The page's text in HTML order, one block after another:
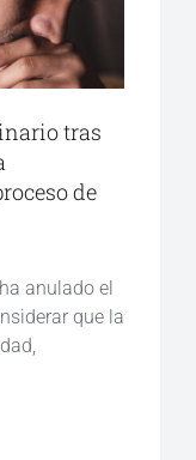
tras
de
anulado el
que la